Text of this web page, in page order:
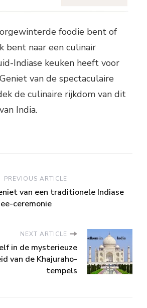
foodie bent of
bent naar een culinair
Indiase keuken heeft voor
van de spectaculaire
de culinaire rijkdom van dit
India.
PREVIOUS ARTICLE
van een traditionele Indiase
ceremonie
NEXT ARTICLE
in de mysterieuze
van de Khajuraho-
tempels